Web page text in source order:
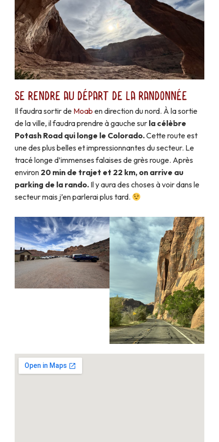
Se rendre au départ de la randonnée
Il faudra sortir de Moab en direction du nord. À la sortie
de la ville, il faudra prendre à gauche sur la célèbre
Potash Road qui longe le Colorado.Cette route est
une des plus belles et impressionnantes du secteur. Le
tracé longe d’immenses falaises de grès rouge. Après
environ 20 min de trajet et 22 km, on arrive au
parking de la rando. Il y aura des choses à voir dans le
secteur mais j’en parlerai plus tard.